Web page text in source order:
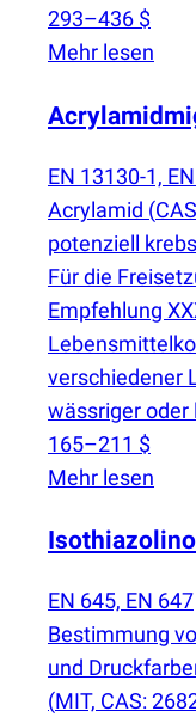
293–436 $
Mehr lesen
EN 13130-1,
Acrylamid (
potenziell
Für die
Empfehlung
verschiedener
wässriger
165–211 $
Mehr lesen
EN 645, EN 647
Bestimmung
und
(MIT, CAS: